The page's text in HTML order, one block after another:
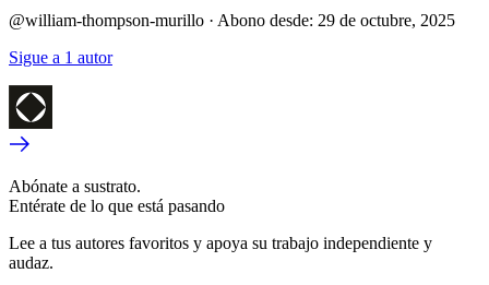
@william-thompson-murillo · Abono desde: 29 de octubre, 2025
Sigue a 1 autor
Abónate a sustrato.
Entérate de lo que está pasando
Lee a tus autores favoritos y apoya su trabajo independiente y
audaz.